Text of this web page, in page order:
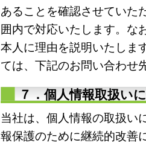
あることを確認させていた
囲内で対応いたします。な
本人に理由を説明いたしま
ては、下記のお問い合わせ
７．個人情報取扱い
当社は、個人情報の取扱い
報保護のために継続的改善